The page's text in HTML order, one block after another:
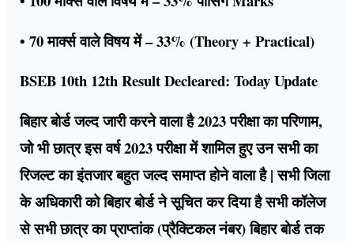
• 70 मार्क्स वाले विषय में – 33% (Theory + Practical)
BSEB 10th 12th Result Decleared: Today Update
बिहार बोर्ड जल्द जारी करने वाला है 2023 परीक्षा का परिणाम,
जो भी छात्र इस वर्ष 2023 परीक्षा में शामिल हुए उन सभी का
रिजल्ट का इंतजार बहुत जल्द समाप्त होने वाला है | सभी जिला
के अधिकारी को बिहार बोर्ड ने सूचित कर दिया है सभी कॉलेज
से सभी छात्र का प्राप्तांक (प्रैक्टिकल नंबर) बिहार बोर्ड तक